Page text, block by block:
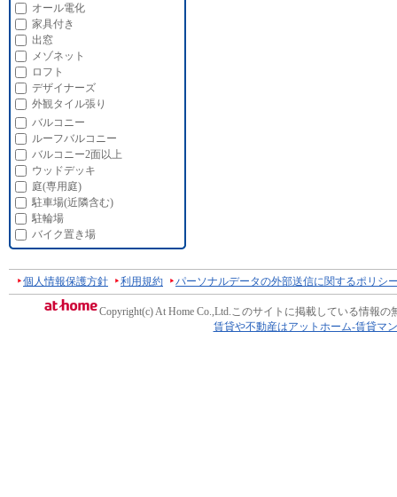
オール電化
家具付き
出窓
メゾネット
ロフト
デザイナーズ
外観タイル張り
バルコニー
ルーフバルコニー
バルコニー2面以上
ウッドデッキ
庭(専用庭)
駐車場(近隣含む)
駐輪場
バイク置き場
個人情報保護方針 利用規約 パーソナルデータの外部送信に関するポリシ
Copyright(c) At Home Co.,Ltd.このサイトに掲載している情報の
賃貸や不動産はアットホーム-賃貸マ